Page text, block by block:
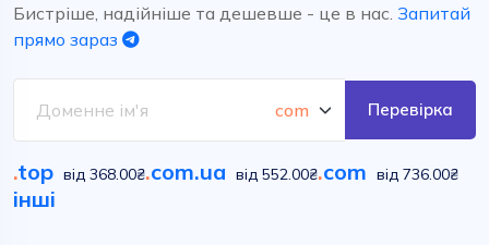
Бистріше, надійніше та дешевше - це в нас. Запитай
прямо зараз
Перевірка
.top від 368.00₴.com.ua від 552.00₴.com від 736.00₴
інші